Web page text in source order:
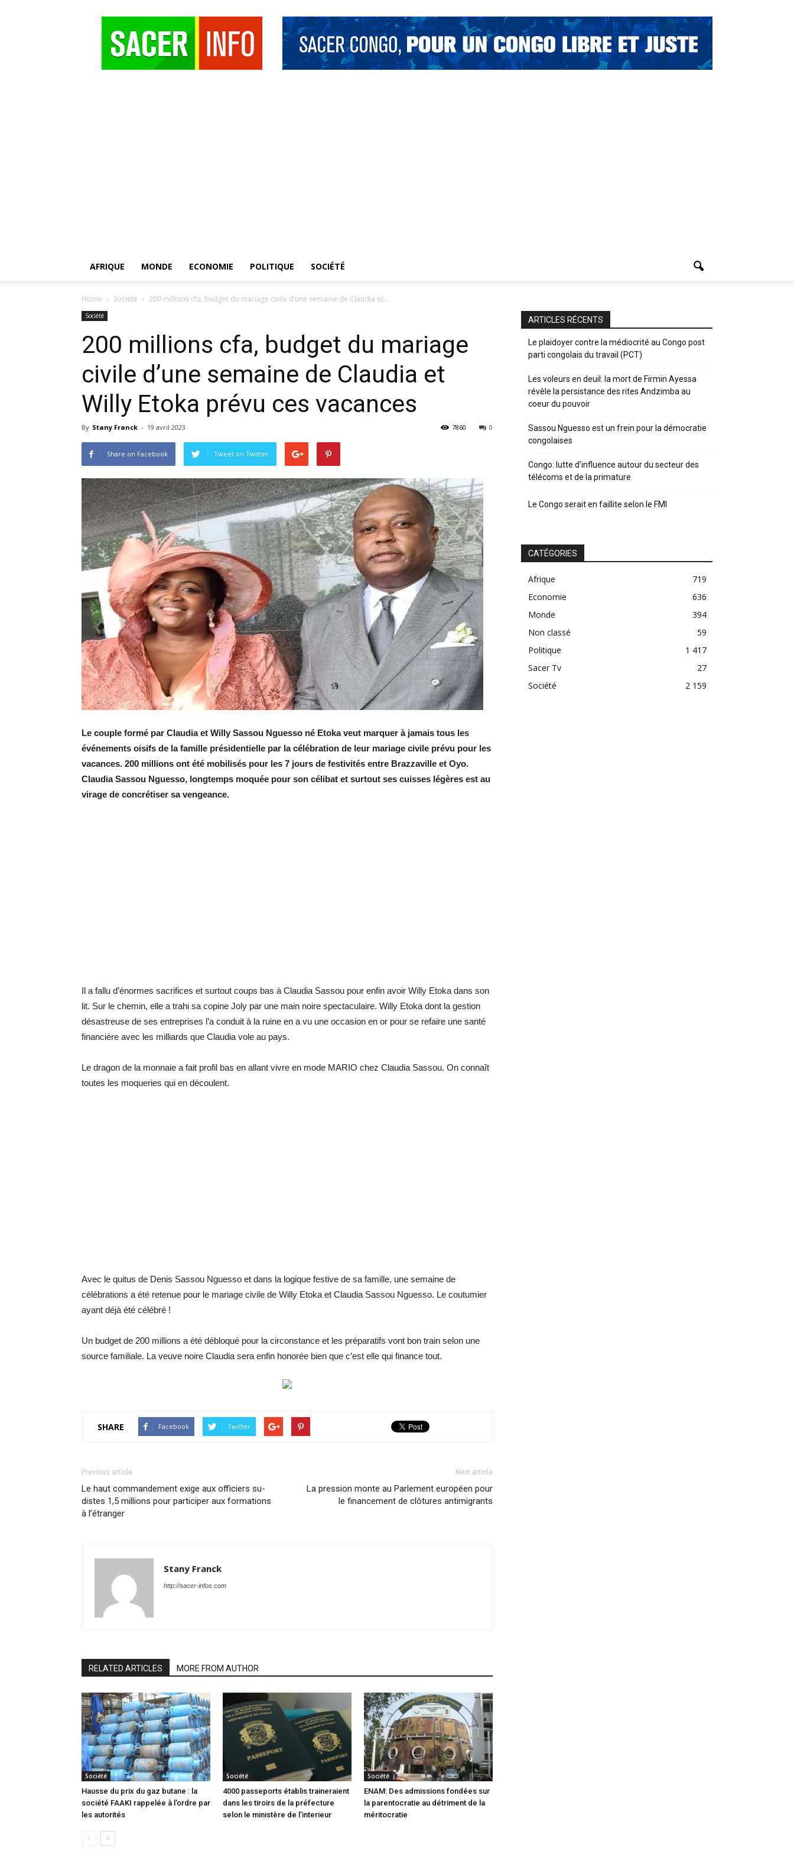
AFRIQUE MONDE ECONOMIE POLITIQUE SOCIÉTÉ
Home Société 200 millions cfa, budget du mariage civile d’une semaine de Claudia et...
Société
200 millions cfa, budget du mariage
civile d’une semaine de Claudia et
Willy Etoka prévu ces vacances
By Stany Franck - 19 avril 2023 0
7860
Share on Facebook Tweet on Twitter
Le couple formé par Claudia et Willy Sassou Nguesso né Etoka veut marquer à jamais tous les
événements oisifs de la famille présidentielle par la célébration de leur mariage civile prévu pour les
vacances. 200 millions ont été mobilisés pour les 7 jours de festivités entre Brazzaville et Oyo.
Claudia Sassou Nguesso, longtemps moquée pour son célibat et surtout ses cuisses légères est au
virage de concrétiser sa vengeance.
Il a fallu d’énormes sacrifices et surtout coups bas à Claudia Sassou pour enfin avoir Willy Etoka dans son
lit. Sur le chemin, elle a trahi sa copine Joly par une main noire spectaculaire. Willy Etoka dont la gestion
désastreuse de ses entreprises l’a conduit à la ruine en a vu une occasion en or pour se refaire une santé
financière avec les milliards que Claudia vole au pays.
Le dragon de la monnaie a fait profil bas en allant vivre en mode MARIO chez Claudia Sassou. On connaît
toutes les moqueries qui en découlent.
Avec le quitus de Denis Sassou Nguesso et dans la logique festive de sa famille, une semaine de
célébrations a été retenue pour le mariage civile de Willy Etoka et Claudia Sassou Nguesso. Le coutumier
ayant déjà été célébré !
Un budget de 200 millions a été débloqué pour la circonstance et les préparatifs vont bon train selon une
source familiale. La veuve noire Claudia sera enfin honorée bien que c’est elle qui finance tout.
SHARE Facebook Twitter
Previous article
Le haut com­man­de­ment exige aux of­fi­ciers su­
distes 1,5 mil­lions pour par­ti­ci­per aux for­ma­tions
à l’étran­ger
Next article
La pression monte au Parlement européen pour
le financement de clôtures antimigrants
Stany Franck
http://sacer-infos.com
RELATED ARTICLES MORE FROM AUTHOR
Société
Hausse du prix du gaz butane : la
société FAAKI rappelée à l’ordre par
les autorités
Société
4000 passeports établis traineraient
dans les tiroirs de la préfecture
selon le ministère de l’interieur
Société
ENAM: Des admissions fondées sur
la parentocratie au détriment de la
méritocratie
ARTICLES RÉCENTS
Le plaidoyer contre la médiocrité au Congo post
parti congolais du travail (PCT)
Les voleurs en deuil: la mort de Firmin Ayessa
révèle la persistance des rites Andzimba au
coeur du pouvoir
Sassou Nguesso est un frein pour la démocratie
congolaises
Congo: lutte d’influence autour du secteur des
télécoms et de la primature
Le Congo serait en faillite selon le FMI
CATÉGORIES
Afrique
719
Economie
636
Monde
394
Non classé
59
Politique
1 417
Sacer Tv
27
Société
2 159